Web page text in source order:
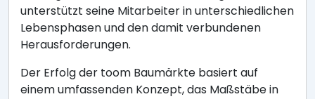
unterstützt seine Mitarbeiter in unterschiedlichen
Lebensphasen und den damit verbundenen
Herausforderungen.
Der Erfolg der toom Baumärkte basiert auf
einem umfassenden Konzept, das Maßstäbe in